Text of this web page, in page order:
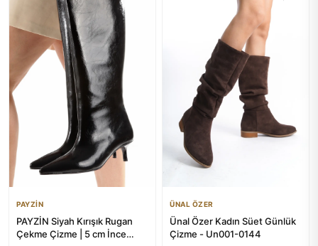
PAYZİN
PAYZİN Siyah Kırışık Rugan
Çekme Çizme | 5 cm İnce
ÜNAL ÖZER
Ünal Özer Kadın Süet Günlük
Çizme - Un001-0144